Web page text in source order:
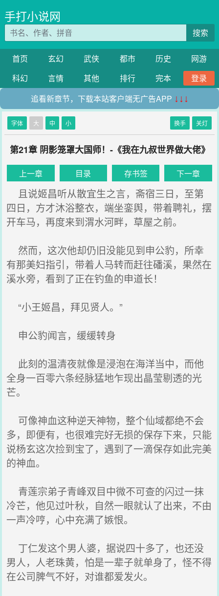
手打小说网
搜索
首页 玄幻 武侠 都市 历史
网游
科幻
言情 其他 排行 完本
登录
追看新章节，下载本站客户端无广告APP ↓↓↓
字体 大 中 小 换手 关灯
第21章 阴影笼罩大国师！-《我在九叔世界做大佬》
上一章 目录 存书签 下一章
且说姬昌听从散宜生之言，斋宿三日，至第
四日，方才沐浴整衣，端坐銮舆，带着聘礼，摆
开车马，再度来到渭水河畔，草屋之前。
然而，这次他却仍旧没能见到申公豹，所幸
有那美妇指引，带着人马转而赶往磻溪，果然在
溪水旁，看到了正在钓鱼的申道长！
“小王姬昌，拜见贤人。”
申公豹闻言，缓缓转身
此刻的温清夜就像是浸泡在海洋当中，而他
全身一百零六条经脉猛地乍现出晶莹剔透的光
芒。
可像神血这种逆天神物，整个仙域都绝不会
多，即便有，也很难完好无损的保存下来，只能
说杨玄这次捡到宝了，遇到了一滴保存如此完美
的神血。
青莲宗弟子青峰双目中微不可查的闪过一抹
冷芒，他见过叶秋，自然一眼就认了出来，不由
一声冷哼，心中充满了嫉恨。
丁仁发这个男人婆，据说四十多了，也还没
男人，人老珠黄，怕是一辈子就单身了，怪不得
在公司脾气不好，对谁都爱发火。